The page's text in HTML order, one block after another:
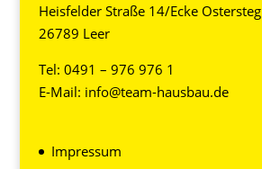
Heisfelder Straße 14/Ecke Ostersteg
26789 Leer
Tel: 0491 – 976 976 1
E-Mail: info@team-hausbau.de
Impressum